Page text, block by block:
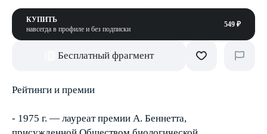
КУПИТЬ
навсегда в профиле и без подписки
549 ₽
Бесплатный фрагмент
Рейтинги и премии
- 1975 г. — лауреат премии А. Беннетта,